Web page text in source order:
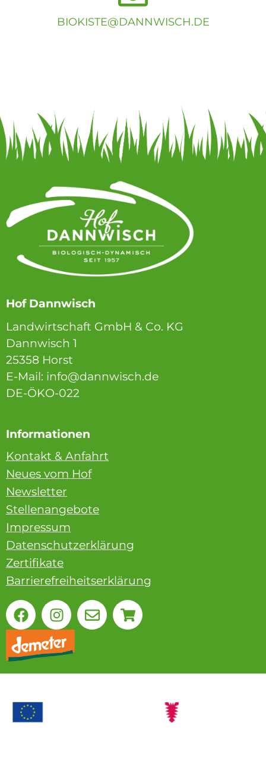
BIOKISTE@DANNWISCH.DE
Hof Dannwisch
Landwirtschaft GmbH & Co. KG
Dannwisch 1
25358 Horst
E-Mail: info@dannwisch.de
DE-ÖKO-022
Informationen
Kontakt & Anfahrt
Neues vom Hof
Newsletter
Stellenangebote
Impressum
Datenschutzerklärung
Zertifikate
Barrierefreiheitserklärung